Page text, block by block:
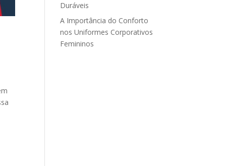
Duráveis
A Importância do Conforto
nos Uniformes Corporativos
Femininos